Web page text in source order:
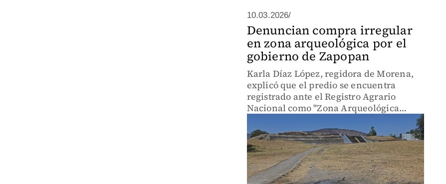
10.03.2026/
Denuncian compra irregular
en zona arqueológica por el
gobierno de Zapopan
Karla Díaz López, regidora de Morena,
explicó que el predio se encuentra
registrado ante el Registro Agrario
Nacional como "Zona Arqueológica